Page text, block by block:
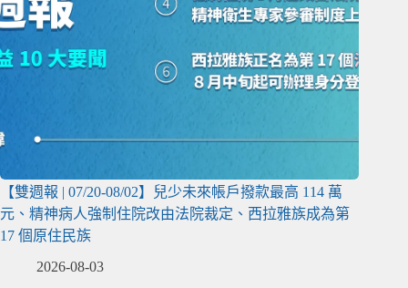
【雙週報 | 07/20-08/02】兒少未來帳戶撥款最高 114 萬
元、精神病人強制住院改由法院裁定、西拉雅族成為第
17 個原住民族
2026-08-03